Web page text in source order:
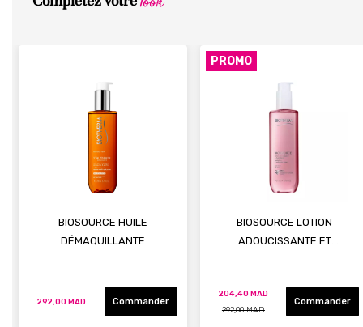
BIOSOURCE HUILE
DÉMAQUILLANTE
292,00 MAD Commander
PROMO
BIOSOURCE LOTION
ADOUCISSANTE ET
204,40 MAD
292,00 MAD
Commander